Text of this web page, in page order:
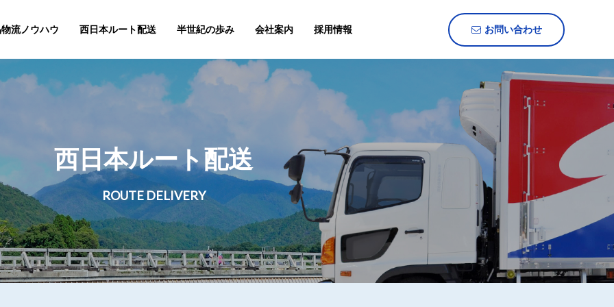
流ノウハウ 西日本ルート配送 半世紀の歩み 会社案内 採用情報 お問い合わせ
西日本ルート配送
ROUTE DELIVERY